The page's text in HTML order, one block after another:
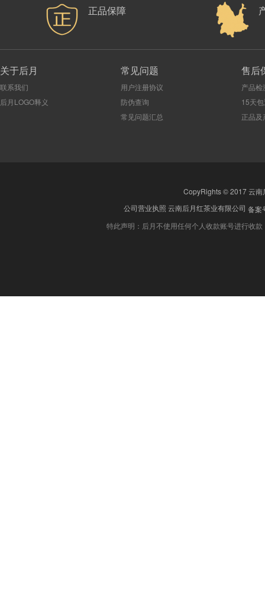
正品保障
关于后月
联系我们
后月LOGO释义
常见问题
用户注册协议
防伪查询
常见问题汇总
售后
产品检
15天
正品及
CopyRights © 2017 云南
公司营业执照 云南后月红茶业有限公司 备案
特此声明：后月不使用任何个人收款账号进行收